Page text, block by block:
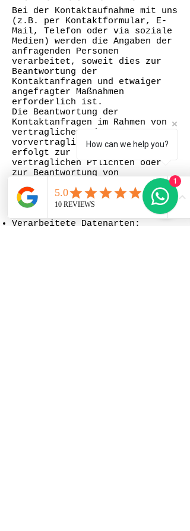
Bei der Kontaktaufnahme mit uns
(z.B. per Kontaktformular, E-
Mail, Telefon oder via soziale
Medien) werden die Angaben der
anfragenden Personen
verarbeitet, soweit dies zur
Beantwortung der
Kontaktanfragen und etwaiger
angefragter Maßnahmen
erforderlich ist.
Die Beantwortung der
Kontaktanfragen im Rahmen von
vertraglichen oder
vorvertraglichen Beziehungen
erfolgt zur Erfüllung unserer
vertraglichen Pflichten oder
zur Beantwortung von
(vor)vertraglichen Anfragen und
im Übrigen auf Grundlage der
berechtigten Interessen an der
Beantwortung der Anfragen.
Verarbeitete Datenarten:
How can we help you?
1